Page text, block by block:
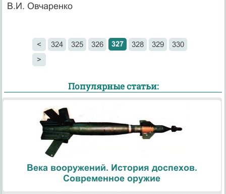
В.И. Овчаренко
< 324 325 326 327 328 329
330
>
Популярные статьи:
Века вооружений. История доспехов.
Современное оружие